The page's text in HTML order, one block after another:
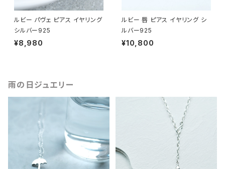
ルビー パヴェ ピアス イヤリング
シルバー925
¥8,980
ルビー 唇 ピアス イヤリング シ
ルバー925
¥10,800
雨の日ジュエリー